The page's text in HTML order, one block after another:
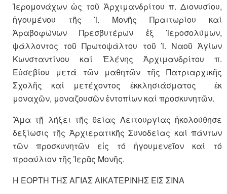
Ἱερομονάχων ὡς τοῦ Ἀρχιμανδρίτου π. Διονυσίου,
ἡγουμένου τῆς Ἱ. Μονῆς Πραιτωρίου καί
Ἀραβοφώνων Πρεσβυτέρων ἐξ Ἱεροσολύμων,
ψάλλοντος τοῦ Πρωτοψάλτου τοῦ Ἱ. Ναοῦ Ἁγίων
Κωνσταντίνου καί Ἑλένης Ἀρχιμανδρίτου π.
Εὐσεβίου μετά τῶν μαθητῶν τῆς Πατριαρχικῆς
Σχολῆς καί μετέχοντος ἐκκλησιάσματος ἐκ
μοναχῶν, μοναζουσῶν ἐντοπίων καί προσκυνητῶν.
Ἅμα τῇ λήξει τῆς θείας Λειτουργίας ἠκολούθησε
δεξίωσις τῆς Ἀρχιερατικῆς Συνοδείας καί πάντων
τῶν προσκυνητῶν εἰς τό ἡγουμενεῖον καί τό
προαύλιον τῆς Ἱερᾶς Μονῆς.
Η ΕΟΡΤΗ ΤΗΣ ΑΓΙΑΣ ΑΙΚΑΤΕΡΙΝΗΣ ΕΙΣ ΣΙΝΑ